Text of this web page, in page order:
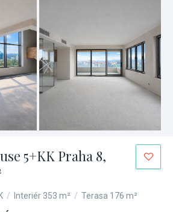
5+KK Praha 8,
/ Interiér 353 m² / Terasa 176 m²